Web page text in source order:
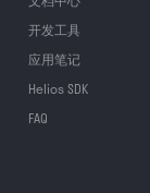
开发工具
应用笔记
Helios SDK
FAQ